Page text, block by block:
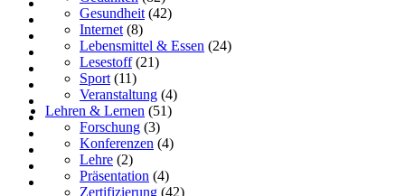
Gesundheit (42)
Internet (8)
Lebensmittel & Essen (24)
Lesestoff(21)
Sport (11)
Veranstaltung (4)
Lehren & Lernen (51)
Forschung (3)
Konferenzen (4)
Lehre (2)
Präsentation (4)
Zertifizierung (42)